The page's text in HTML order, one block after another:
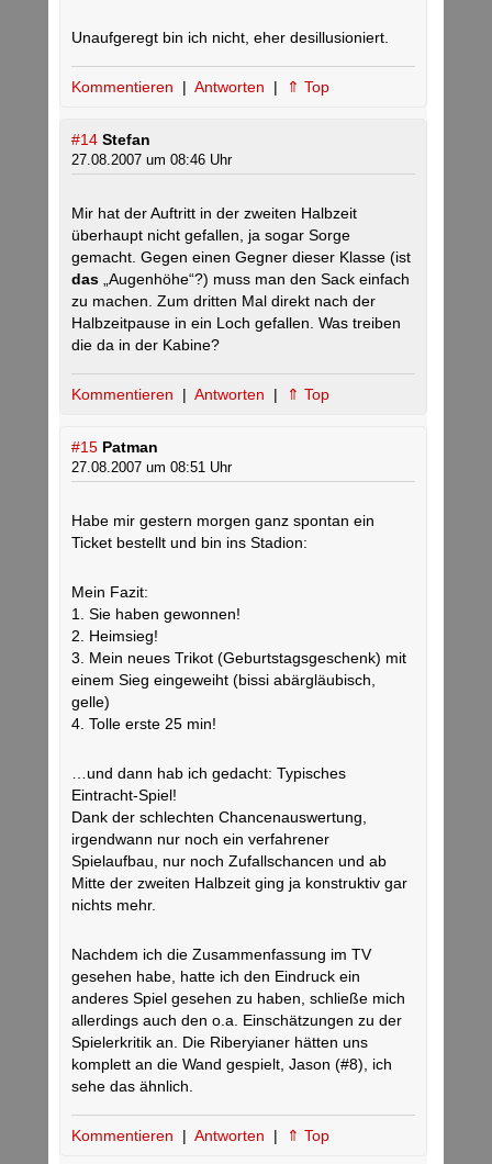
Unaufgeregt bin ich nicht, eher desillusioniert.
Kommentieren | Antworten | ⇑ Top
#14 Stefan
27.08.2007 um 08:46 Uhr
Mir hat der Auftritt in der zweiten Halbzeit
überhaupt nicht gefallen, ja sogar Sorge
gemacht. Gegen einen Gegner dieser Klasse (ist
das „Augenhöhe“?) muss man den Sack einfach
zu machen. Zum dritten Mal direkt nach der
Halbzeitpause in ein Loch gefallen. Was treiben
die da in der Kabine?
Kommentieren | Antworten | ⇑ Top
#15 Patman
27.08.2007 um 08:51 Uhr
Habe mir gestern morgen ganz spontan ein
Ticket bestellt und bin ins Stadion:
Mein Fazit:
1. Sie haben gewonnen!
2. Heimsieg!
3. Mein neues Trikot (Geburtstagsgeschenk) mit
einem Sieg eingeweiht (bissi abärgläubisch,
gelle)
4. Tolle erste 25 min!
…und dann hab ich gedacht: Typisches
Eintracht-Spiel!
Dank der schlechten Chancenauswertung,
irgendwann nur noch ein verfahrener
Spielaufbau, nur noch Zufallschancen und ab
Mitte der zweiten Halbzeit ging ja konstruktiv gar
nichts mehr.
Nachdem ich die Zusammenfassung im TV
gesehen habe, hatte ich den Eindruck ein
anderes Spiel gesehen zu haben, schließe mich
allerdings auch den o.a. Einschätzungen zu der
Spielerkritik an. Die Riberyianer hätten uns
komplett an die Wand gespielt, Jason (#8), ich
sehe das ähnlich.
Kommentieren | Antworten | ⇑ Top